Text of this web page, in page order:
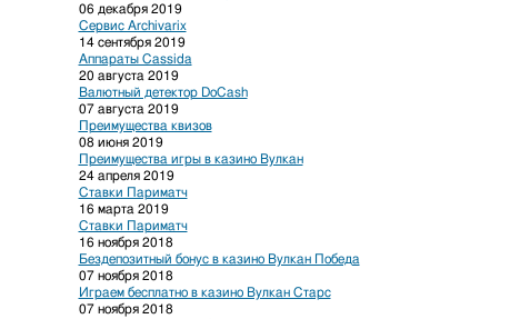
06 декабря 2019
Сервис Archivarix
14 сентября 2019
Аппараты Cassida
20 августа 2019
Валютный детектор DoCash
07 августа 2019
Преимущества квизов
08 июня 2019
Преимущества игры в казино Вулкан
24 апреля 2019
Ставки Париматч
16 марта 2019
Ставки Париматч
16 ноября 2018
Бездепозитный бонус в казино Вулкан Победа
07 ноября 2018
Играем бесплатно в казино Вулкан Старс
07 ноября 2018